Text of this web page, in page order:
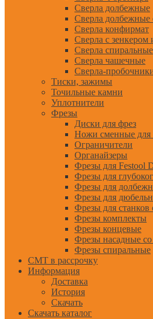
Сверла долбежные
Сверла долбежные
Сверла конфирмат
Сверла с зенкером
Сверла спиральные
Сверла чашечные
Сверла-
Тиски, зажимы
Точильные камни
Уплотнители
Фрезы
Диски для фрез
Ножи сменные для
Ограничители
Органайзеры
Фрезы для Festool
Фрезы для
Фрезы для
Фрезы для
Фрезы для
Фрезы комплекты
Фрезы концевые
Фрезы насадные
Фрезы спиральные
CMT в рассрочку
Информация
Доставка
История
Скачать
Скачать каталог